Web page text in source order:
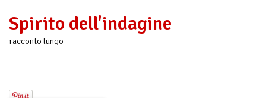
Spirito dell'indagine
racconto lungo